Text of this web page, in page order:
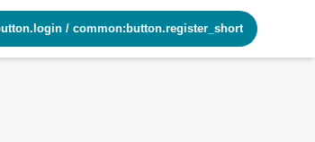
/ common:button.register_short